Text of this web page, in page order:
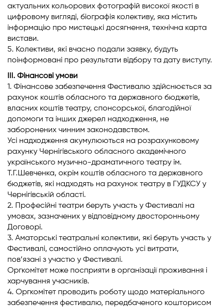
актуальних кольорових фотографій високої якості в
цифровому вигляді, біографія колективу, яка містить
інформацію про мистецькі досягнення, технічна карта
вистави.
5. Колективи, які вчасно подали заявку, будуть
поінформовані про результати відбору та дату виступу.
ІІІ. Фінансові умови
1. Фінансове забезпечення Фестивалю здійснюється за
рахунок коштів обласного та державного бюджетів,
власних коштів театру, спонсорської, благодійної
допомоги та інших джерел надходження, не
заборонених чинним законодавством.
Усі надходження акумулюються на розрахунковому
рахунку Чернігівського обласного академічного
українського музично-драматичного театру ім.
Т.Г.Шевченка, окрім коштів обласного та державного
бюджетів, які надходять на рахунок театру в ГУДКСУ у
Чернігівській області.
2. Професійні театри беруть участь у Фестивалі на
умовах, зазначених у відповідному двосторонньому
Договорі.
3. Аматорські театральні колективи, які беруть участь у
Фестивалі, самостійно оплачують усі витрати,
пов’язані з участю у Фестивалі.
Оргкомітет може посприяти в організації проживання і
харчування учасників.
4. Оргкомітет проводить роботу щодо матеріального
забезпечення фестивалю, передбаченого кошторисом